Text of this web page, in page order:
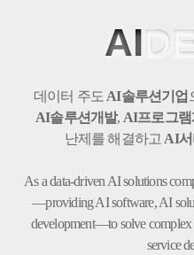
AI
데이터 주도 AI솔루션기업
AI솔루션개발, AI프로그램
난제를 해결하고 AI
As a data-driven AI solutions
—providing AI software,AI
development—to solve complex
service